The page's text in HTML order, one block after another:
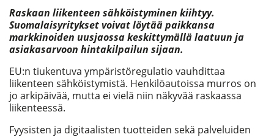
Raskaan liikenteen sähköistyminen kiihtyy.
Suomalaisyritykset voivat löytää paikkansa
markkinoiden uusjaossa keskittymällä laatuun ja
asiakasarvoon hintakilpailun sijaan.
EU:n tiukentuva ympäristöregulatio vauhdittaa
liikenteen sähköistymistä. Henkilöautoissa murros on
jo arkipäivää, mutta ei vielä niin näkyvää raskaassa
liikenteessä.
Fyysisten ja digitaalisten tuotteiden sekä palveluiden